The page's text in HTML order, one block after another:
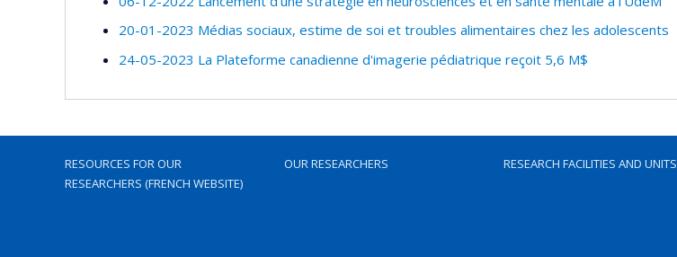
20-01-2023 Médias sociaux, estime de soi et troubles alimentaires chez les adolescents
24-05-2023 La Plateforme canadienne d'imagerie pédiatrique reçoit 5,6 M$
RESOURCES FOR OUR
RESEARCHERS (FRENCH WEBSITE)
OUR RESEARCHERS RESEARCH FACILITIES AND UNITS